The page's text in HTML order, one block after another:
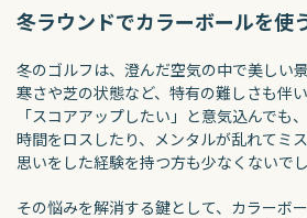
冬ラウンドでカラーボールを使
冬のゴルフは、澄んだ空気の中で美しい
寒さや芝の状態など、特有の難しさも伴
「スコアアップしたい」と意気込んでも
時間をロスしたり、メンタルが乱れてミ
思いをした経験を持つ方も少なくないでし
その悩みを解消する鍵として、カラーボ